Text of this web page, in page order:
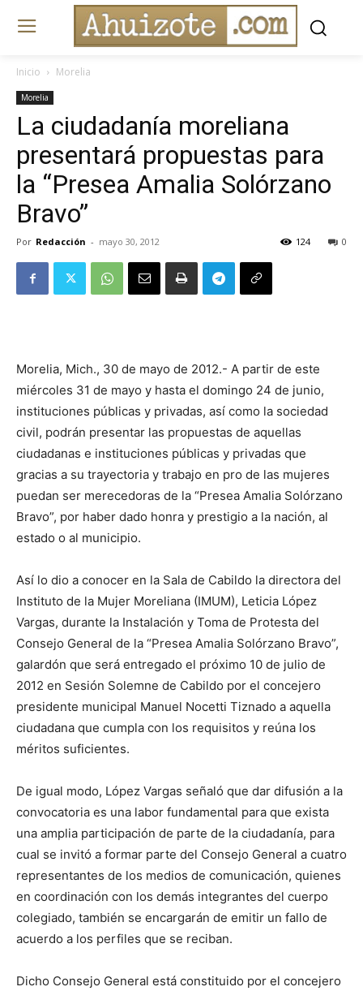
Inicio Morelia
Morelia
La ciudadanía moreliana
presentará propuestas para
la “Presea Amalia Solórzano
Bravo”
Por Redacción - mayo 30, 2012 0
124
Morelia, Mich., 30 de mayo de 2012.- A partir de este
miércoles 31 de mayo y hasta el domingo 24 de junio,
instituciones públicas y privadas, así como la sociedad
civil, podrán presentar las propuestas de aquellas
ciudadanas e instituciones públicas y privadas que
gracias a su trayectoria y trabajo en pro de las mujeres
puedan ser merecedoras de la “Presea Amalia Solórzano
Bravo”, por haber dado honra y prestigio a la nación, al
estado o al municipio.
Así lo dio a conocer en la Sala de Cabildo la directora del
Instituto de la Mujer Moreliana (IMUM), Leticia López
Vargas, durante la Instalación y Toma de Protesta del
Consejo General de la “Presea Amalia Solórzano Bravo”,
galardón que será entregado el próximo 10 de julio de
2012 en Sesión Solemne de Cabildo por el concejero
presidente municipal Manuel Nocetti Tiznado a aquella
ciudadana que cumpla con los requisitos y reúna los
méritos suficientes.
De igual modo, López Vargas señaló que dar difusión a la
convocatoria es una labor fundamental para que exista
una amplia participación de parte de la ciudadanía, para
cual se invitó a formar parte del Consejo General a cuatro
representantes de los medios de comunicación, quienes
en coordinación con los demás integrantes del cuerpo
colegiado, también se encargarán de emitir un fallo de
acuerdo a los perfiles que se reciban.
Dicho Consejo General está constituido por el concejero